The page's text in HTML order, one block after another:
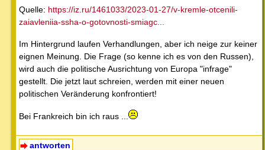
Quelle: https://iz.ru/1461033/2023-01-27/v-kremle-otcenili-
zaiavleniia-ssha-o-gotovnosti-smiagc...
Im Hintergrund laufen Verhandlungen, aber ich neige zur keiner
eignen Meinung. Die Frage (so kenne ich es von den Russen),
wird auch die politische Ausrichtung von Europa "infrage"
gestellt. Die jetzt laut schreien, werden mit einer neuen
politischen Veränderung konfrontiert!
Bei Frankreich bin ich raus ...
antworten